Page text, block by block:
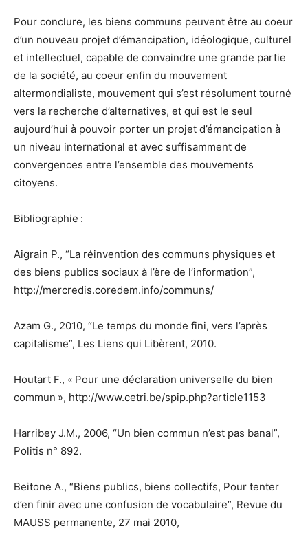
Pour conclure, les biens communs peuvent être au coeur
d’un nouveau projet d’émancipation, idéologique, culturel
et intellectuel, capable de convaindre une grande partie
de la société, au coeur enfin du mouvement
altermondialiste, mouvement qui s’est résolument tourné
vers la recherche d’alternatives, et qui est le seul
aujourd’hui à pouvoir porter un projet d’émancipation à
un niveau international et avec suffisamment de
convergences entre l’ensemble des mouvements
citoyens.
Bibliographie :
Aigrain P., “La réinvention des communs physiques et
des biens publics sociaux à l’ère de l’information”,
http://mercredis.coredem.info/communs/
Azam G., 2010, “Le temps du monde fini, vers l’après
capitalisme”, Les Liens qui Libèrent, 2010.
Houtart F., « Pour une déclaration universelle du bien
commun », http://www.cetri.be/spip.php?article1153
Harribey J.M., 2006, “Un bien commun n’est pas banal”,
Politis n° 892.
Beitone A., “Biens publics, biens collectifs, Pour tenter
d’en finir avec une confusion de vocabulaire”, Revue du
MAUSS permanente, 27 mai 2010,